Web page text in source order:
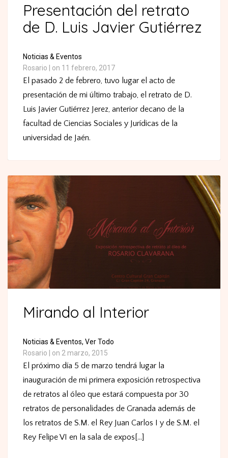
Presentación del retrato
de D. Luis Javier Gutiérrez
Noticias & Eventos
Rosario
on 11 febrero, 2017
El pasado 2 de febrero, tuvo lugar el acto de
presentación de mi último trabajo, el retrato de D.
Luis Javier Gutiérrez Jerez, anterior decano de la
facultad de Ciencias Sociales y Jurídicas de la
universidad de Jaén.
Mirando al Interior
Noticias & Eventos, Ver Todo
Rosario | on 2 marzo, 2015
El próximo día 5 de marzo tendrá lugar la
inauguración de mi primera exposición retrospectiva
de retratos al óleo que estará compuesta por 30
retratos de personalidades de Granada además de
los retratos de S.M. el Rey Juan Carlos I y de S.M. el
Rey Felipe VI en la sala de expos[...]